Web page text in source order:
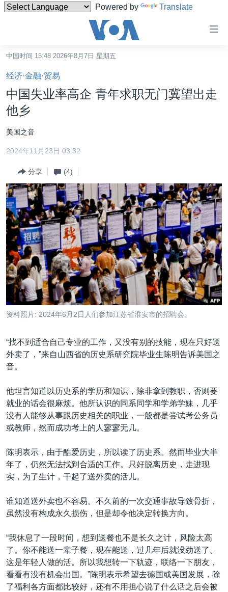
Powered by Translate
碍
链
接
转
内
容
到
导
航
跳
转
到
检
索
中国
最新国际新闻
印太
中东
欧洲
非洲
美洲
全球议题
分类新闻
经济·金融·贸易
人权·法律·宗教
科教·文娱·体健
军事
劳工
环境
美中关系
热点专题
白宫要闻
国会报道
美中关系
美国建国250周年
埃博拉疫情
重要讲话与声明
台海两岸关系
关注西藏
关注新疆
GEN Z 看美国
VOA视频
VOA今日焦点
中文广播
关注我们
中国时间 15:48 2026年8月7日 星期五
经济·金融·贸易
中国失业率高企 青年求职无门冀望出走
他乡
美国之音
2024年11月23日 03:32
分享 (4)
资料照片: 2024年6月2日人们参加江苏省淮安市的招聘会。
“找不到适合自己专业的工作，又没有别的技能，现在只好送
外卖了，”来自山西省的历史系研究院毕业生陈明告诉美国之
音。
他坦言知道以历史系的学历和知识，除非拿到教职，否则要
就业的话会很麻烦。他所认识的同系同学和学弟学妹，几乎
没有人能够从事跟历史相关的职业，一般都是尝试考公务员
或教师，然而成功考上的人寥寥无几。
陈明表示，由于酷爱历史，所以读了历史系。然而毕业大半
年了，仍然无法找到合适的工作。只好脱离历史，走进现
实，为了生计，干起了送外卖的活儿。
谁知道送外卖也不容易。不久前的一次交通事故导致骨折，
虽然没有构成永久损伤，但是却令他决定转换方向。
“我休息了一段时间，想到送餐也不是长久之计，风险太高
了。你不能送一辈子餐，现在能送，过几年后就没劲送了。
这是年轻人做的活。所以我想转一下轨迹，联络一下朋友，
看看有没有机会出国。”陈明表示希望去德国或美国发展，除
了福利各方面都比较好，还有不用担心说了什么话之后会被